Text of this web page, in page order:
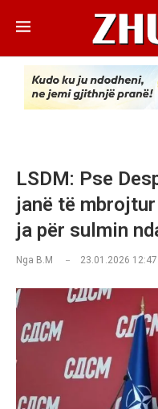
LSDM: Pse
janë të mbrojtur
ja për sulmin
Nga B.M 23.01.2026 12:47